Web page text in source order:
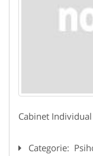
Cabinet
Categorie: